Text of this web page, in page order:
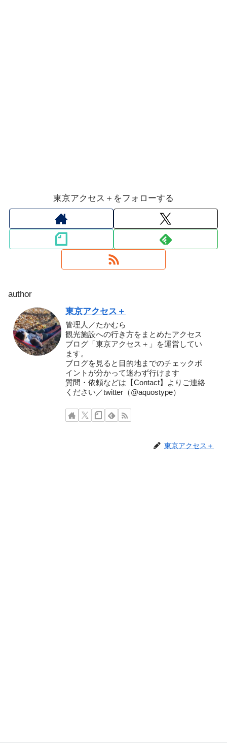
東京アクセス＋をフォローする
author
東京アクセス＋
管理人／たかむら
観光施設への行き方をまとめたアクセス
ブログ「東京アクセス＋」を運営してい
ます。
ブログを見ると目的地までのチェックポ
イントが分かって迷わず行けます
質問・依頼などは【Contact】よりご連絡
ください／twitter（@aquostype）
東京アクセス＋